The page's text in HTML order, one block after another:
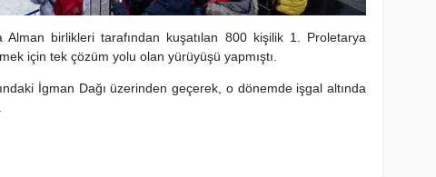
Alman birlikleri tarafından kuşatılan 800 kişilik 1. Proletarya
için tek çözüm yolu olan yürüyüşü yapmıştı.
İgman Dağı üzerinden geçerek, o dönemde işgal altında